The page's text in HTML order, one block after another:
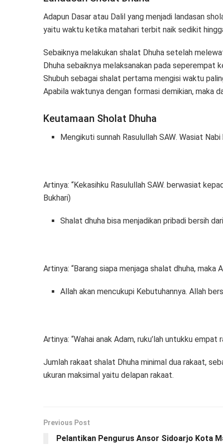
Adapun Dasar atau Dalil yang menjadi landasan
yaitu waktu ketika matahari terbit naik sedikit
Sebaiknya melakukan shalat Dhuha setelah
Dhuha sebaiknya melaksanakan pada seperempat
Shubuh sebagai shalat pertama mengisi waktu
Apabila waktunya dengan formasi demikian, maka
Keutamaan Sholat Dhuha
Mengikuti sunnah RasulullahSAW. Wasiat
Artinya: “Kekasihku Rasulullah SAW. berwasiat
Bukhari)
Shalat dhuha bisa menjadikan pribadi bersih
Artinya: “Barang siapa menjaga shalat dhuha, maka
Allah akan mencukupi Kebutuhannya. Allah
Artinya: “Wahai anak Adam, ruku’lah untukku
Jumlah rakaat shalat Dhuha minimal dua rakaat,
ukuran maksimal yaitu delapan rakaat.
Previous Post
Pelantikan Pengurus Ansor Sidoarjo Kota